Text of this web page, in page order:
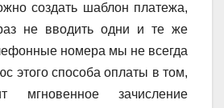
создать шаблон платежа,
не вводить одни и те же
номера мы не всегда
этого способа оплаты в том,
мгновенное зачисление